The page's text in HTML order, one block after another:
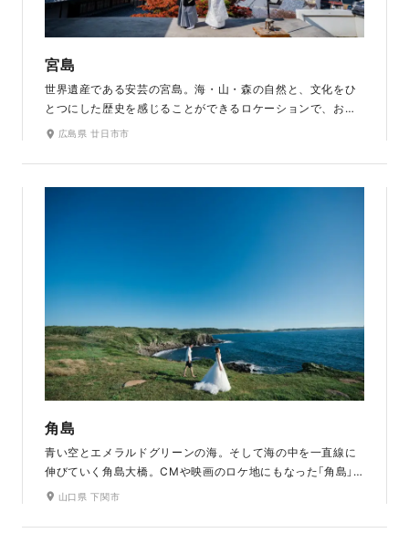
宮島
世界遺産である安芸の宮島。海・山・森の自然と、文化をひ
とつにした歴史を感じることができるロケーションで、おふ
たりだけのとっておきの1枚を残せます。桜・紅葉の名所であ
きます。宮島の美しい景観に、和装が映えます。（厳島神社、
大鳥居の撮影は不可です。）
広島県 廿日市市
角島
青い空とエメラルドグリーンの海。そして海の中を一直線に
伸びていく角島大橋。CMや映画のロケ地にもなった「角島」
は、広大な海と自然豊かな緑に囲まれ、波の音を感じながら
ばれるなど、世界的にも人気のあるスポットです。明治時代
山口県 下関市